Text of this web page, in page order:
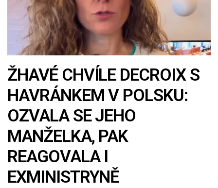
ŽHAVÉ CHVÍLE DECROIX S
HAVRÁNKEM V POLSKU:
OZVALA SE JEHO
MANŽELKA, PAK
REAGOVALA I
EXMINISTRYNĚ